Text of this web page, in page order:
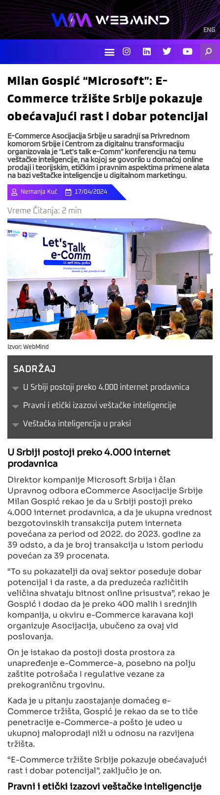
Skip
to
content
ENG
I
n
s
a
r
m
L
i
n
e
i
T
w
i
t
r
Y
o
u
e
Milan Gospić “Microsoft”: E-
Commerce tržište Srbije pokazuje
obećavajući rast i dobar potencijal
E-Commerce Asocijacija Srbije u saradnji sa Privrednom
komorom Srbije i Centrom za digitalnu transformaciju
organizovala je “Let’s talk e-Comm” konferenciju na temu
veštačke inteligencije, na kojoj se govorilo u domaćoj online
prodaji i teorijskim, etičkim i pravnim aspektima primene alata
na bazi veštačke inteligencije u digitalnom marketingu.
Nemanja Kuč 17/04/2024
Vreme Čitanja: 2 min
Izvor: WebMind
SADRŽAJ
U Srbiji postoji preko 4.000 internet prodavnica
Pravni i etički izazovi veštačke inteligencije
Veštačka inteligencija u praksi
U Srbiji postoji preko 4.000 internet
prodavnica
Direktor kompanije Microsoft Srbija i član
Upravnog odbora eCommerce Asocijacije Srbije
Milan Gospić rekao je da u Srbiji postoji preko
4.000 internet prodavnica, a da je ukupna vrednost
bezgotovinskih transakcija putem interneta
povećana za period od 2022. do 2023. godine za
39 odsto, a da je broj transakcija u istom periodu
povećan za 39 procenata.
“To su pokazatelji da ovaj sektor poseduje dobar
potencijal i da raste, a da preduzeća različitih
veličina shvataju bitnost online prisustva”, rekao je
Gospić i dodao da je preko 400 malih i srednjih
kompanija, u okviru e-Commerce karavana koji
organizuje Asocijacija, ubučeno za ovaj vid
poslovanja.
On je istakao da postoji dosta prostora za
unapređenje e-Commerce-a, posebno na polju
zaštite potrošača I regulative vezane za
prekograničnu trgovinu.
Kada je u pitanju zaostajanje domaćeg e-
Commerce tržišta, Gospić je rekao da se to tiče
penetracije e-Commerce-a pošto je udeo u
ukupnoj maloprodaji niži u odnosu na razvijena
tržišta.
“E-Commerce tržište Srbije pokazuje obećavajući
rast i dobar potencijal”, zaključio je on.
Pravni i etički izazovi veštačke inteligencije